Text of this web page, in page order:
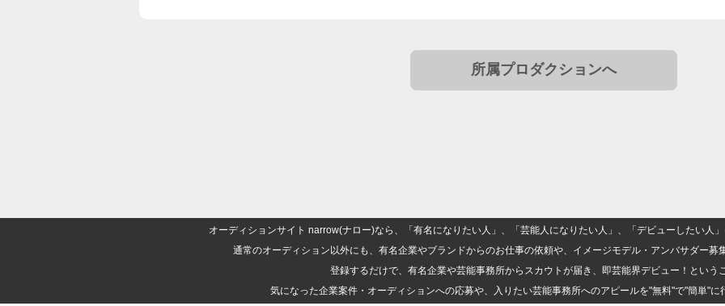
所属プロダクションへ
オーディションサイト narrow(ナロー)なら、「有名になりたい人」、「芸能人になりたい人」、「デビューしたい人」
通常のオーディション以外にも、有名企業やブランドからのお仕事の依頼や、イメージモデル・アンバサダー募
登録するだけで、有名企業や芸能事務所からスカウトが届き、即芸能界デビュー！という
気になった企業案件・オーディションへの応募や、入りたい芸能事務所へのアピールを"無料"で"簡単"に